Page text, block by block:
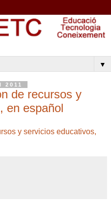
▼
de recursos y
en español
y servicios educativos,